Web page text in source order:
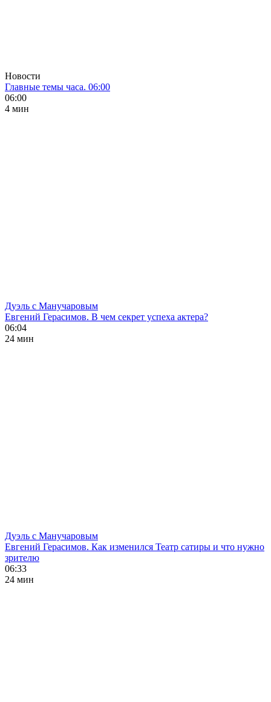
Новости
Главные темы часа. 06:00
06:00
4 мин
Дуэль с Манучаровым
Евгений Герасимов. В чем секрет успеха актера?
06:04
24 мин
Дуэль с Манучаровым
Евгений Герасимов. Как изменился Театр сатиры и что нужно
зрителю
06:33
24 мин